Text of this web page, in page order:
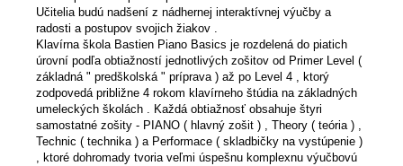
Učitelia budú nadšení z nádhernej interaktívnej výučby a
radosti a postupov svojich žiakov .
Klavírna škola Bastien Piano Basics je rozdelená do piatich
úrovní podľa obtiažností jednotlivých zošitov od Primer Level (
základná " predškolská " príprava ) až po Level 4 , ktorý
zodpovedá približne 4 rokom klavírneho štúdia na základných
umeleckých školách . Každá obtiažnosť obsahuje štyri
samostatné zošity - PIANO ( hlavný zošit ) , Theory ( teória ) ,
Technic ( technika ) a Performace ( skladbičky na vystúpenie )
, ktoré dohromady tvoria veľmi úspešnu komplexnu výučbovú